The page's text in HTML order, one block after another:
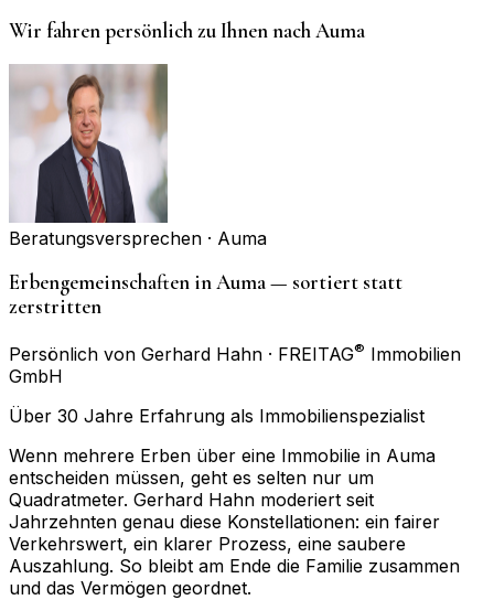
Wir fahren persönlich zu Ihnen nachAuma
Beratungsversprechen · Auma
Erbengemeinschaften in Auma — sortiert statt
zerstritten
Persönlich von Gerhard Hahn · FREITAG® Immobilien
GmbH
Über 30 Jahre Erfahrung als Immobilienspezialist
Wenn mehrere Erben über eine Immobilie in Auma
entscheiden müssen, geht es selten nur um
Quadratmeter. Gerhard Hahn moderiert seit
Jahrzehnten genau diese Konstellationen: ein fairer
Verkehrswert, ein klarer Prozess, eine saubere
Auszahlung. So bleibt am Ende die Familie zusammen
und das Vermögen geordnet.